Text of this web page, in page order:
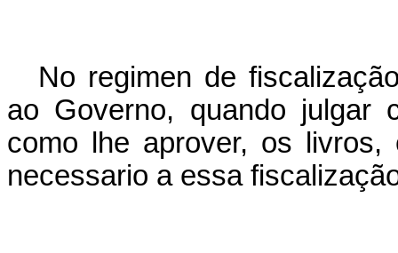
No regimen de
ao Governo, quando julgar
como lhe aprover, os
necessario a essa